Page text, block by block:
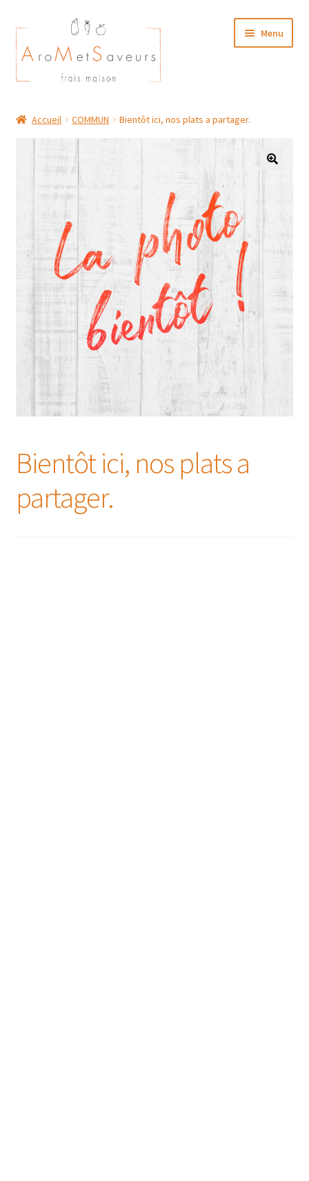
Aller
à
la
navigation
Aller
au
contenu
Menu
Plat du Jour/ Menu Week end
NOS BOUTIQUES
Accueil COMMUN Bientôt ici, nos plats a partager.
Bientôt ici, nos plats a
partager.